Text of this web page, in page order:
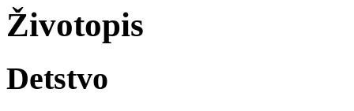
Životopis
Detstvo